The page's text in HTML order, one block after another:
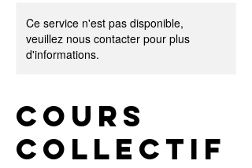
Ce service n'est pas disponible,
veuillez nous contacter pour plus
d'informations.
Cours
collectif